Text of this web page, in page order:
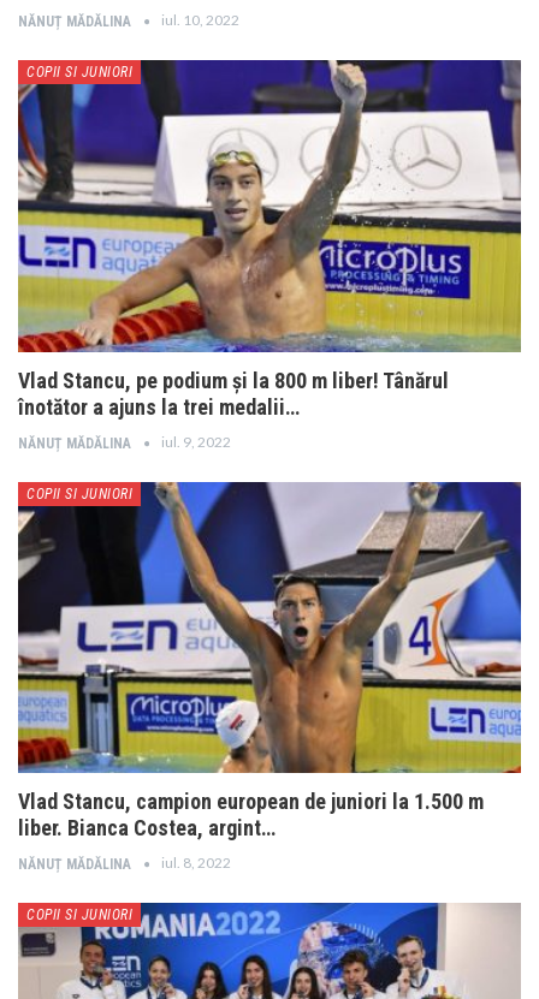
NĂNUȚ MĂDĂLINA iul. 10, 2022
COPII SI JUNIORI
Vlad Stancu, pe podium și la 800 m liber! Tânărul
înotător a ajuns la trei medalii…
NĂNUȚ MĂDĂLINA iul. 9, 2022
COPII SI JUNIORI
Vlad Stancu, campion european de juniori la 1.500 m
liber. Bianca Costea, argint…
NĂNUȚ MĂDĂLINA iul. 8, 2022
COPII SI JUNIORI